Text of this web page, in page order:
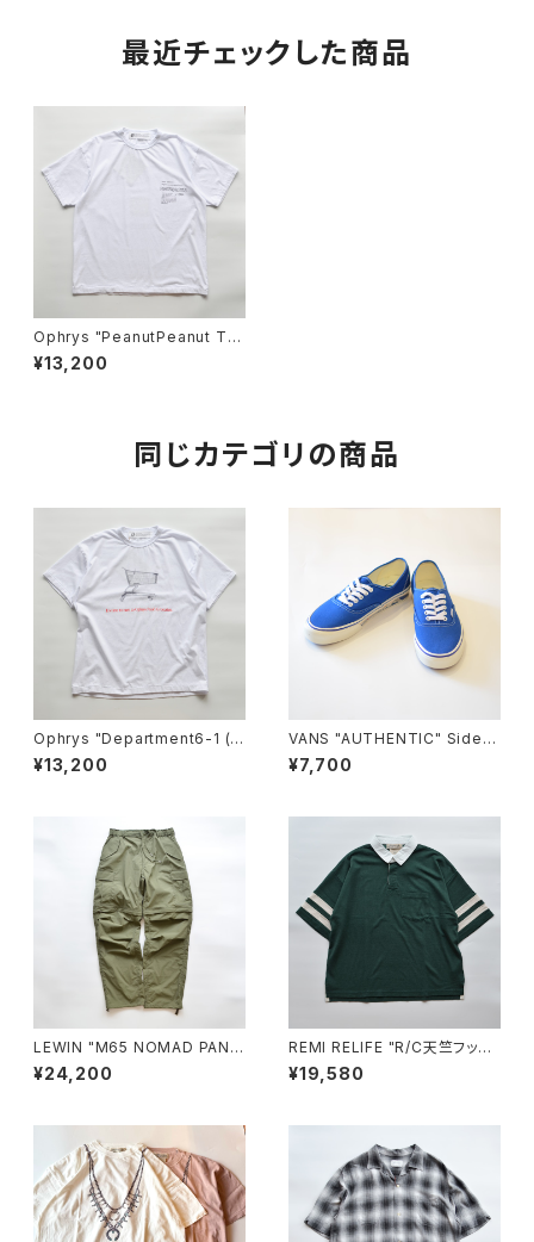
最近チェックした商品
Ophrys "PeanutPeanut Te
e"
¥13,200
同じカテゴリの商品
Ophrys "Department6-1 (T
ime to turn Tee)"
¥13,200
VANS "AUTHENTIC" Sidew
all Print CLASSIC BLUE VN
000Z7410Z
¥7,700
LEWIN "M65 NOMAD PANT
S"
¥24,200
REMI RELIFE "R/C天竺フット
ボールS/Sシャツ(11)"
¥19,580